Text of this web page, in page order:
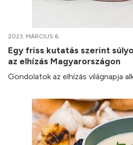
2023. MÁRCIUS 6.
Egy friss kutatás szerint
az elhízás Magyarországon
Gondolatok az elhízás világnapja